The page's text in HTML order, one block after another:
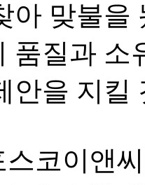
아 맞불을
품질과
안을 지킬
코이앤